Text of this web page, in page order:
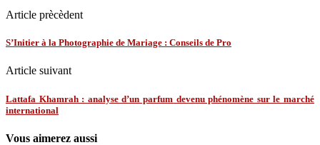
Article prècèdent
S’Initier à la Photographie de Mariage : Conseils de Pro
Article suivant
Lattafa Khamrah : analyse d’un parfum devenu phénomène sur le marché
international
Vous aimerez aussi